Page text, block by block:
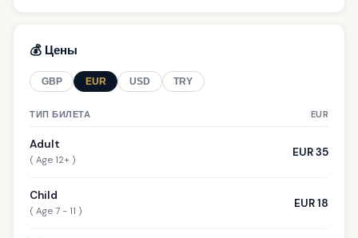
💰 Цены
GBP EUR USD TRY
ТИП БИЛЕТА EUR
Adult
( Age 12+ )
EUR 35
Child
( Age 7 - 11 )
EUR 18